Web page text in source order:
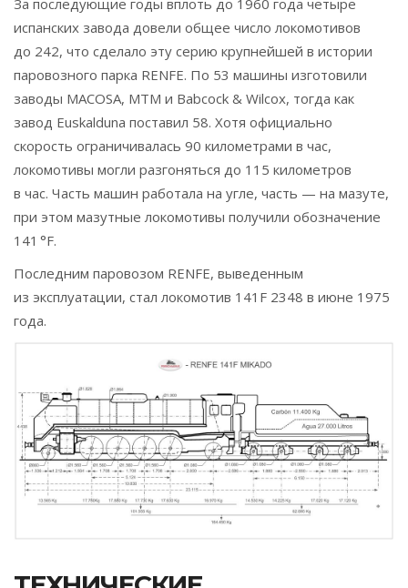
За последующие годы вплоть до 1960 года четыре
испанских завода довели общее число локомотивов
до 242, что сделало эту серию крупнейшей в истории
паровозного парка RENFE. По 53 машины изготовили
заводы MACOSA, MTM и Babcock & Wilcox, тогда как
завод Euskalduna поставил 58. Хотя официально
скорость ограничивалась 90 километрами в час,
локомотивы могли разгоняться до 115 километров
в час. Часть машин работала на угле, часть — на мазуте,
при этом мазутные локомотивы получили обозначение
141 °F.
Последним паровозом RENFE, выведенным
из эксплуатации, стал локомотив 141F 2348 в июне 1975
года.